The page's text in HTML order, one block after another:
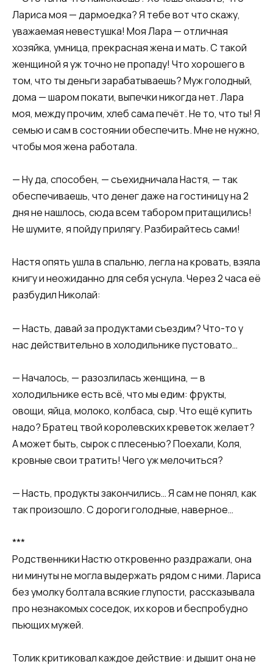
Лариса моя — дармоедка? Я тебе вот что скажу,
уважаемая невестушка! Моя Лара — отличная
хозяйка, умница, прекрасная жена и мать. С такой
женщиной я уж точно не пропаду! Что хорошего в
том, что ты деньги зарабатываешь? Муж голодный,
дома — шаром покати, выпечки никогда нет. Лара
моя, между прочим, хлеб сама печёт. Не то, что ты! Я
семью и сам в состоянии обеспечить. Мне не нужно,
чтобы моя жена работала.
— Ну да, способен, — съехидничала Настя, — так
обеспечиваешь, что денег даже на гостиницу на 2
дня не нашлось, сюда всем табором притащились!
Не шумите, я пойду прилягу. Разбирайтесь сами!
Настя опять ушла в спальню, легла на кровать, взяла
книгу и неожиданно для себя уснула. Через 2 часа её
разбудил Николай:
— Насть, давай за продуктами съездим? Что-то у
нас действительно в холодильнике пустовато…
— Началось, — разозлилась женщина, — в
холодильнике есть всё, что мы едим: фрукты,
овощи, яйца, молоко, колбаса, сыр. Что ещё купить
надо? Братец твой королевских креветок желает?
А может быть, сырок с плесенью? Поехали, Коля,
кровные свои тратить! Чего уж мелочиться?
— Насть, продукты закончились… Я сам не понял, как
так произошло. С дороги голодные, наверное…
***
Родственники Настю откровенно раздражали, она
ни минуты не могла выдержать рядом с ними. Лариса
без умолку болтала всякие глупости, рассказывала
про незнакомых соседок, их коров и беспробудно
пьющих мужей.
Толик критиковал каждое действие: и дышит она не